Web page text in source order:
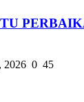
2026 0 45